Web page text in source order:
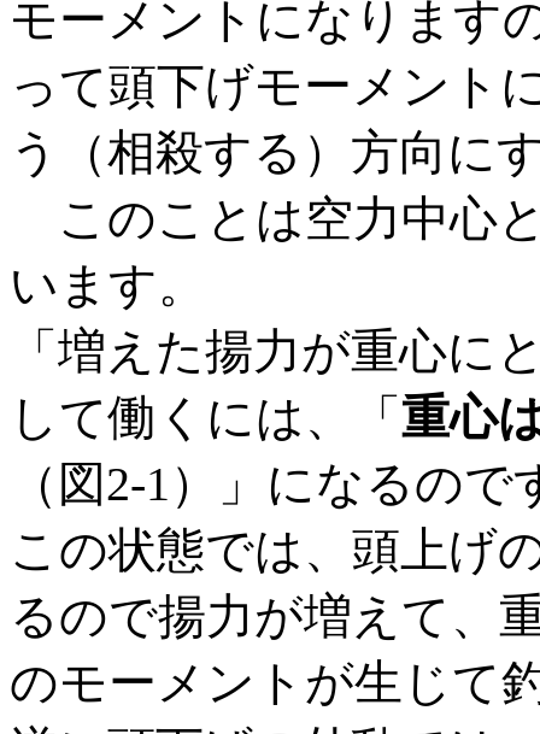
モーメントになります
って頭下げモーメント
う（相殺する）方向に
このことは空力中心
います。
「増えた揚力が重心に
して働くには、「 重心
（図2-1）」になるので
この状態では、頭上げ
るので揚力が増えて、
のモーメントが生じて